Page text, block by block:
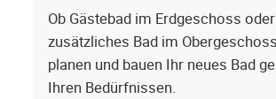
Ob Gästebad im Erdgeschoss oder
zusätzliches Bad im
planen und bauen Ihr neues Bad
Ihren Bedürfnissen.